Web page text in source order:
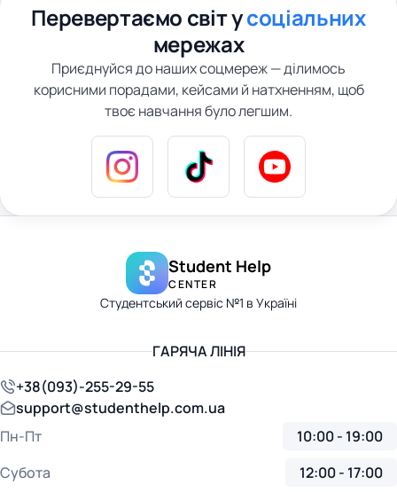
Перевертаємо світ усоціальних
мережах
Приєднуйся до наших соцмереж — ділимось
корисними порадами, кейсами й натхненням, щоб
твоє навчання було легшим.
Student Help
CENTER
Студентський сервіс №1 в Україні
ГАРЯЧА ЛІНІЯ
+38(093)-255-29-55
support@studenthelp.com.ua
Пн-Пт
10:00 - 19:00
Субота
12:00 - 17:00